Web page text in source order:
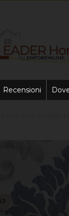
Recensioni